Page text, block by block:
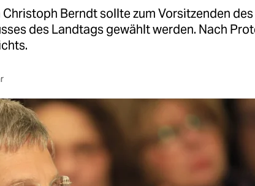
Berndt sollte zum Vorsitzenden des
des Landtags gewählt werden. Nach